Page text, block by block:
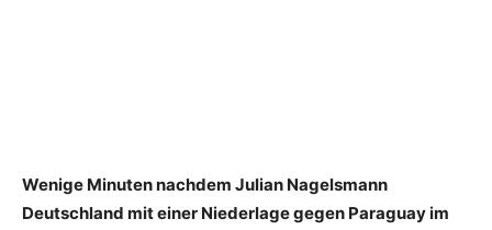
Wenige Minuten nachdem Julian Nagelsmann
Deutschland mit einer Niederlage gegen Paraguay im